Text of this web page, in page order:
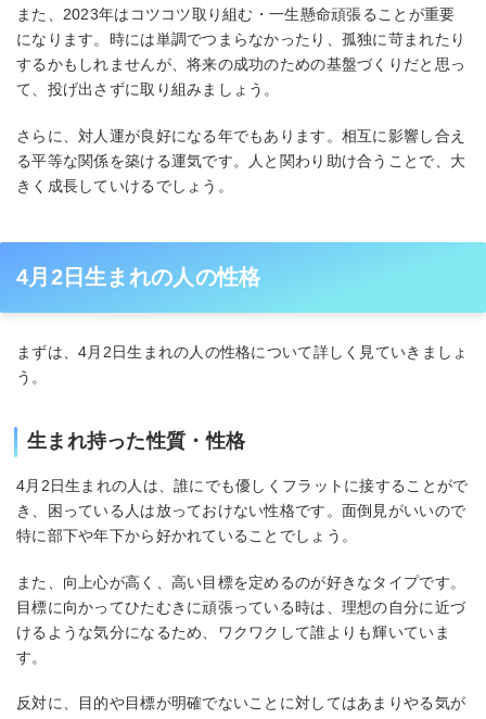
また、2023年はコツコツ取り組む・一生懸命頑張ることが重要
になります。時には単調でつまらなかったり、孤独に苛まれたり
するかもしれませんが、将来の成功のための基盤づくりだと思っ
て、投げ出さずに取り組みましょう。
さらに、対人運が良好になる年でもあります。相互に影響し合え
る平等な関係を築ける運気です。人と関わり助け合うことで、大
きく成長していけるでしょう。
4月2日生まれの人の性格
まずは、4月2日生まれの人の性格について詳しく見ていきましょ
う。
生まれ持った性質・性格
4月2日生まれの人は、誰にでも優しくフラットに接することがで
き、困っている人は放っておけない性格です。面倒見がいいので
特に部下や年下から好かれていることでしょう。
また、向上心が高く、高い目標を定めるのが好きなタイプです。
目標に向かってひたむきに頑張っている時は、理想の自分に近づ
けるような気分になるため、ワクワクして誰よりも輝いていま
す。
反対に、目的や目標が明確でないことに対してはあまりやる気が